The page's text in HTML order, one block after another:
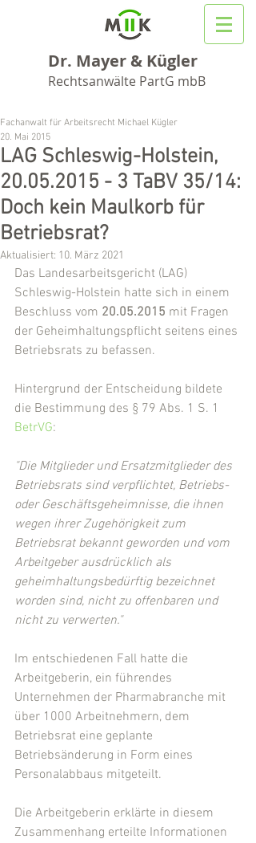
Dr. Mayer & Kügler
Rechtsanwälte PartG mbB
LAG Schleswig-Holstein,
20.05.2015 - 3 TaBV 35/14:
Doch kein Maulkorb für
Betriebsrat?
Fachanwalt für Arbeitsrecht Michael Kügler
20. Mai 2015
Aktualisiert: 10. März 2021
Das Landesarbeitsgericht (LAG)
Schleswig-Holstein hatte sich in einem
Beschluss vom 20.05.2015 mit Fragen
der Geheimhaltungspflicht seitens eines
Betriebsrats zu befassen.
Hintergrund der Entscheidung bildete
die Bestimmung des § 79 Abs. 1 S. 1
BetrVG:
"Die Mitglieder und Ersatzmitglieder des
Betriebsrats sind verpflichtet, Betriebs-
oder Geschäftsgeheimnisse, die ihnen
wegen ihrer Zugehörigkeit zum
Betriebsrat bekannt geworden und vom
Arbeitgeber ausdrücklich als
geheimhaltungsbedürftig bezeichnet
worden sind, nicht zu offenbaren und
nicht zu verwerten."
Im entschiedenen Fall hatte die
Arbeitgeberin, ein führendes
Unternehmen der Pharmabranche mit
über 1000 Arbeitnehmern, dem
Betriebsrat eine geplante
Betriebsänderung in Form eines
Personalabbaus mitgeteilt.
Die Arbeitgeberin erklärte in diesem
Zusammenhang erteilte Informationen